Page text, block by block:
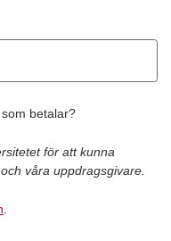
betalar?
för att kunna
våra uppdragsgivare.